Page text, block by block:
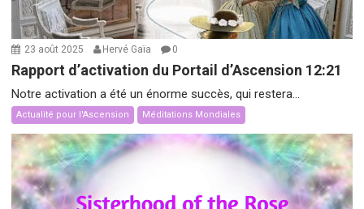
23 août 2025 Hervé Gaïa 0
Rapport d’activation du Portail d’Ascension 12:21
Notre activation a été un énorme succès, qui restera...
Actualité pour l'Ascension Méditations Mondiales